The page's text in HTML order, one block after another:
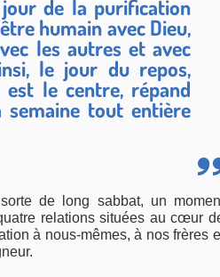
de la purification
humain avec Dieu,
les autres et avec
le jour du repos,
est le centre, répand
tout entière
de long sabbat, un
relations situées au cœur
à nous-mêmes, à nos frères